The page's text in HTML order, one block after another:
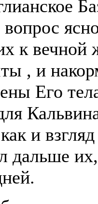
к вечной
, и
Его
и
дальше